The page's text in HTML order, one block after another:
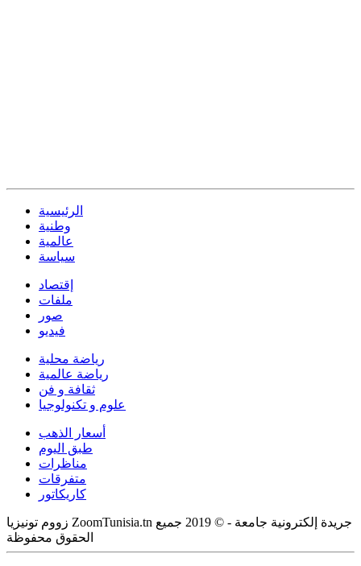
الرئيسية
وطنية
عالمية
سياسة
إقتصاد
ملفات
صور
فيديو
رياضة محلية
رياضة عالمية
ثقافة و فن
علوم و تكنولوجيا
أسعار الذهب
طبق اليوم
مناظرات
متفرقات
كاريكاتور
زووم تونيزيا ZoomTunisia.tn جريدة إلكترونية جامعة - © 2019 جميع
الحقوق محفوظة